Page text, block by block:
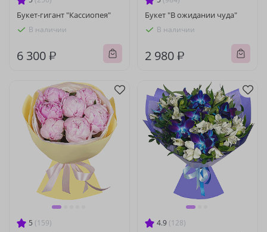
Букет-гигант "Кассиопея"
В наличии
6 300 ₽
Букет "В ожидании чуда"
В наличии
2 980 ₽
5 (159) 4.9 (128)